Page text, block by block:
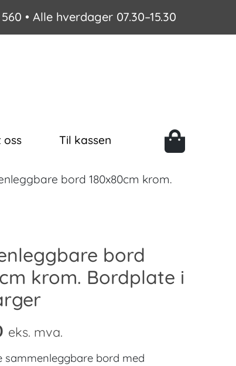
• Alle hverdager 07.30–15.30
oss Til kassen
bord 180x80cm krom.
bord
krom. Bordplate i
eks. mva.
sammenleggbare bord med